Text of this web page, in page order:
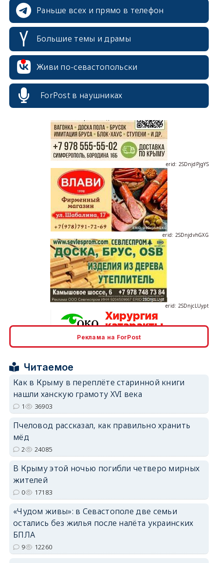
Раньше всех и прямо в телефон
Большие темы и драмы
Живи по-севастопольски
ForPost в наушниках
erid: 2SDnjdPjgYS
erid: 2SDnjdvhGXG
erid: 2SDnjcrDNw6
Реклама на ForPost
Читаемое
Как в Крыму в переплёте старинной книги
нашли ханскую грамоту XVI века
1 36903
Пчеловод рассказал, как правильно хранить
мёд
2 24085
В Крыму этой ночью погибли четверо мирных
жителей
0 17183
«Чудом живы»: в Севастополе две семьи
остались без жилья после налёта украинских
БПЛА
9 12260